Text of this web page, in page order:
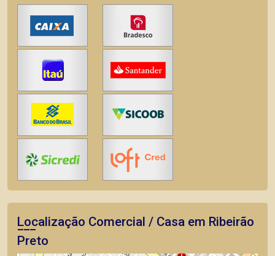
Localização Comercial / Casa em Ribeirão
Preto